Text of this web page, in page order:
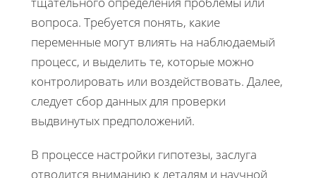
вопроса. Требуется понять, какие
переменные могут влиять на наблюдаемый
процесс, и выделить те, которые можно
контролировать или воздействовать. Далее,
следует сбор данных для проверки
выдвинутых предположений.
В процессе настройки гипотезы, заслуга
отводится вниманию к деталям и научной